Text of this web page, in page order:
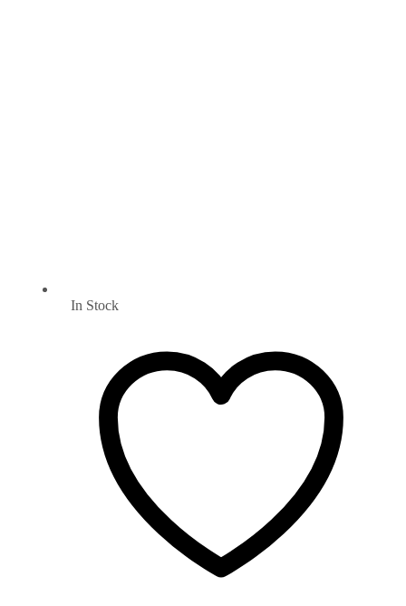
In Stock